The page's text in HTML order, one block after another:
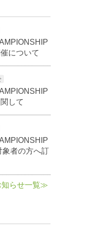
について
して
象者の方へ訂
知らせ一覧≫